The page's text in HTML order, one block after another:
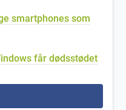
smartphones som
får dødsstødet